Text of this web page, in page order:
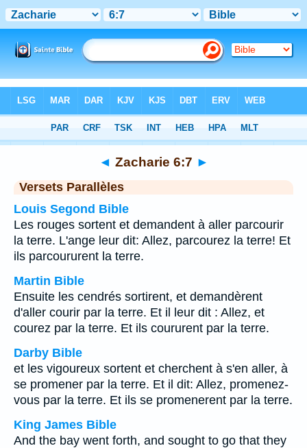
Chapitre 6 > Verset 7
◄ Zacharie 6:7 ►
Versets Parallèles
Louis Segond Bible
Les rouges sortent et demandent à aller parcourir
la terre. L'ange leur dit: Allez, parcourez la terre! Et
ils parcoururent la terre.
Martin Bible
Ensuite les cendrés sortirent, et demandèrent
d'aller courir par la terre. Et il leur dit : Allez, et
courez par la terre. Et ils coururent par la terre.
Darby Bible
et les vigoureux sortent et cherchent à s'en aller, à
se promener par la terre. Et il dit: Allez, promenez-
vous par la terre. Et ils se promenerent par la terre.
King James Bible
And the bay went forth, and sought to go that they